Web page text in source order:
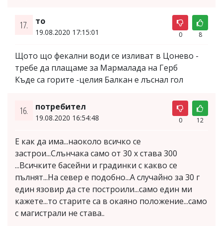
17. то
19.08.2020 17:15:01 0 8
Щото що фекални води се изливат в Цонево -
требе да плащаме за Мармалада на Герб
Къде са горите -целия Балкан е лъснал гол
16. потребител
19.08.2020 16:54:48 0 12
Е как да има...наоколо всичко се
застрои...Слънчака само от 30 х става 300
...Всичките басейни и градинки с какво се
пълнят...На север е подобно...А случайно за 30 г
един язовир да сте построили...само един ми
кажете...то старите са в окаяно положение...само
с магистрали не става..